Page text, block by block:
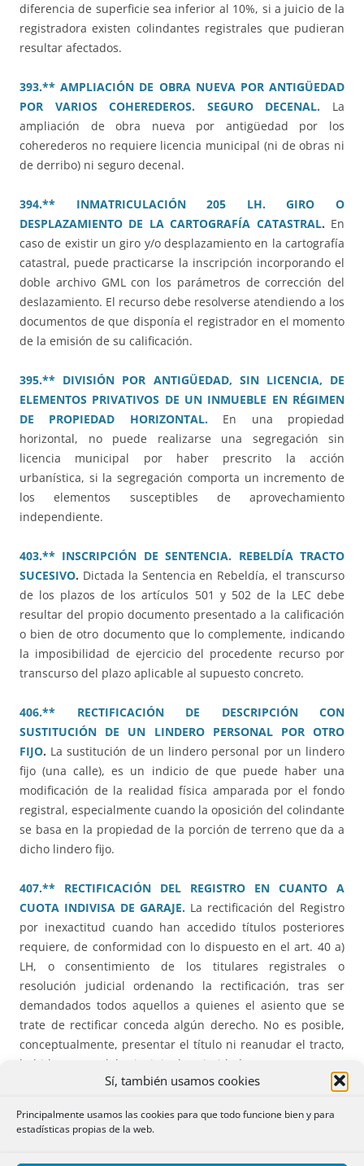
Sí, también usamos cookies
Principalmente usamos las cookies para que todo funcione bien y para
estadísticas propias de la web.
diferencia de superficie sea inferior al 10%, si a juicio de la
registradora existen colindantes registrales que pudieran
resultar afectados.
393.** AMPLIACIÓN DE OBRA NUEVA POR ANTIGÜEDAD
POR VARIOS COHEREDEROS. SEGURO DECENAL. La
ampliación de obra nueva por antigüedad por los
coherederos no requiere licencia municipal (ni de obras ni
de derribo) ni seguro decenal.
394.** INMATRICULACIÓN 205 LH. GIRO O
DESPLAZAMIENTO DE LA CARTOGRAFÍA CATASTRAL. En
caso de existir un giro y/o desplazamiento en la cartografía
catastral, puede practicarse la inscripción incorporando el
doble archivo GML con los parámetros de corrección del
deslazamiento. El recurso debe resolverse atendiendo a los
documentos de que disponía el registrador en el momento
de la emisión de su calificación.
395.** DIVISIÓN POR ANTIGÜEDAD, SIN LICENCIA, DE
ELEMENTOS PRIVATIVOS DE UN INMUEBLE EN RÉGIMEN
DE PROPIEDAD HORIZONTAL.En una propiedad
horizontal, no puede realizarse una segregación sin
licencia municipal por haber prescrito la acción
urbanística, si la segregación comporta un incremento de
los elementos susceptibles de aprovechamiento
independiente.
403.** INSCRIPCIÓN DE SENTENCIA. REBELDÍA TRACTO
SUCESIVO. Dictada la Sentencia en Rebeldía, el transcurso
de los plazos de los artículos 501 y 502 de la LEC debe
resultar del propio documento presentado a la calificación
o bien de otro documento que lo complemente, indicando
la imposibilidad de ejercicio del procedente recurso por
transcurso del plazo aplicable al supuesto concreto.
406.** RECTIFICACIÓN DE DESCRIPCIÓN CON
SUSTITUCIÓN DE UN LINDERO PERSONAL POR OTRO
FIJO. La sustitución de un lindero personal por un lindero
fijo (una calle), es un indicio de que puede haber una
modificación de la realidad física amparada por el fondo
registral, especialmente cuando la oposición del colindante
se basa en la propiedad de la porción de terreno que da a
dicho lindero fijo.
407.** RECTIFICACIÓN DEL REGISTRO EN CUANTO A
CUOTA INDIVISA DE GARAJE. La rectificación del Registro
por inexactitud cuando han accedido títulos posteriores
requiere, de conformidad con lo dispuesto en el art. 40 a)
LH, o consentimiento de los titulares registrales o
resolución judicial ordenando la rectificación, tras ser
demandados todos aquellos a quienes el asiento que se
trate de rectificar conceda algún derecho. No es posible,
conceptualmente, presentar el título ni reanudar el tracto,
habida cuenta del principio de prioridad (art. 17 LH).
DURACIÓN. FALTA DE IDENTIFICACIÓN DE LA FINCA POR
indispensable la perfecta identificación de la finca respecto